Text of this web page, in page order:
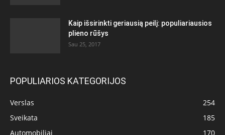
Kaip išsirinkti geriausią peilį: populiariausios
plieno rūšys
Sau 25, 2017
POPULIARIOS KATEGORIJOS
Verslas
254
Sveikata
185
Automobiliai
170